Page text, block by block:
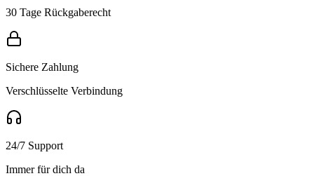
30 Tage Rückgaberecht
Sichere Zahlung
Verschlüsselte Verbindung
24/7 Support
Immer für dich da